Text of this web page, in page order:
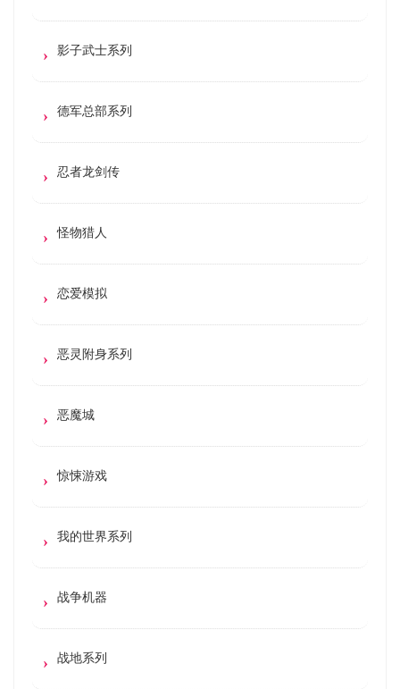
影子武士系列
德军总部系列
忍者龙剑传
怪物猎人
恋爱模拟
恶灵附身系列
恶魔城
惊悚游戏
我的世界系列
战争机器
战地系列